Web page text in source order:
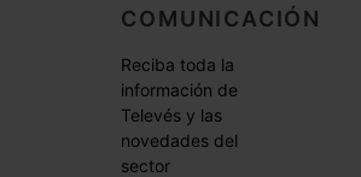
COMUNICACIÓN
Reciba toda la
información de
Televés y las
novedades del
sector